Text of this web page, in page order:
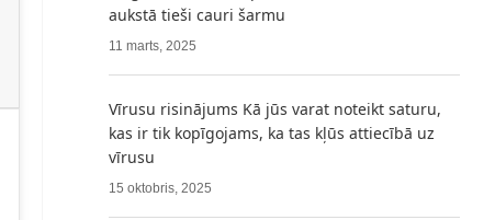
aukstā tieši cauri šarmu
11 marts, 2025
Vīrusu risinājums Kā jūs varat noteikt saturu,
kas ir tik kopīgojams, ka tas kļūs attiecībā uz
vīrusu
15 oktobris, 2025